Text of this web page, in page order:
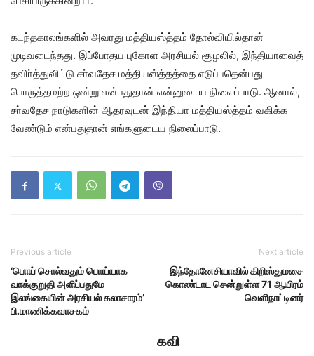
கடந்தகாலங்களில் அவரது மத்தியஸ்த்தம் தோல்வியில்தான்
முடிவடைந்தது. இப்போதய புகோள அரசியல் சூழலில், இந்தியாவைத்
தவிா்த்துவிட்டு சா்வதேச மத்தியஸ்த்தத்தை எடுப்பதென்பது
பொருத்தமற்ற ஒன்று என்பதுதான் என்னுடைய நிலைப்பாடு. ஆனால்,
சா்வதேச நாடுகளின் ஆதரவுடன் இந்தியா மத்தியஸ்த்தம் வகிக்க
வேண்டும் என்பதுதான் எங்களுடைய நிலைப்பாடு.
Previous article
‘பொய் சொல்வதும் பொய்யாக
வாக்குறுதி அளிப்பதுமே
இலங்கையின் அரசியல் கலாசாரம்’
பி.மாணிக்கவாசகம்
Next article
இந்தோனேசியாவில் கிறிஸ்துமசை
கொண்டாட சென்றுள்ள 71 ஆயிரம்
வெளிநாட்டினர்
கவி